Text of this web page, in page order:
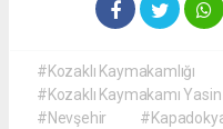
#Kozaklı Kaymakamlığı
#Kozaklı Kaymakamı
#Nevşehir